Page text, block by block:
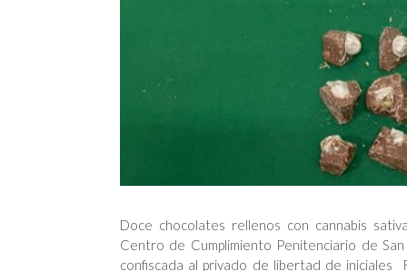
Doce chocolates rellenos con cannabis
Centro de Cumplimiento Penitenciario de
confiscada al privado de libertad de iniciales